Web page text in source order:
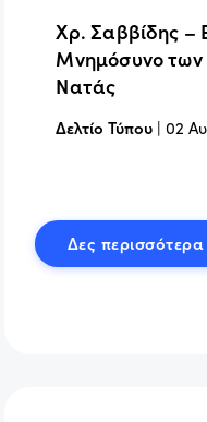
Χρ. Σαββίδης –
Μνημόσυνο των
Νατάς
Δελτίο Τύπου |02
Δες περισσότερα